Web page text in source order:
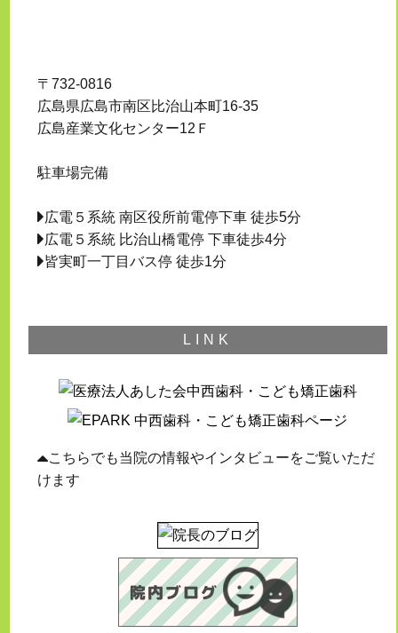
〒732-0816
広島県広島市南区比治山本町16-35
広島産業文化センター12Ｆ
駐車場完備
広電５系統 南区役所前電停下車 徒歩5分
広電５系統 比治山橋電停 下車徒歩4分
皆実町一丁目バス停 徒歩1分
LINK
こちらでも当院の情報やインタビューをご覧いただ
けます